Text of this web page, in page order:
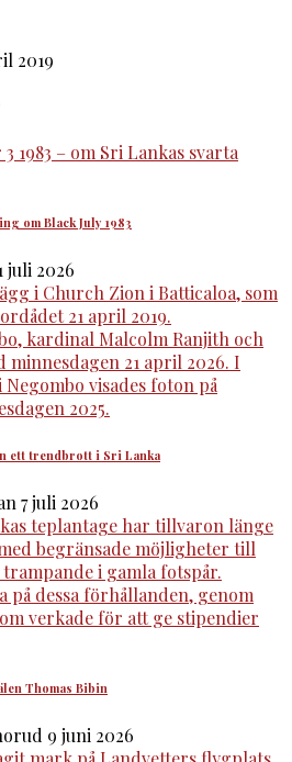
2019
om Black July 1983
juli 2026
ett trendbrott i Sri Lanka
7 juli 2026
Thomas Bibin
9 juni 2026